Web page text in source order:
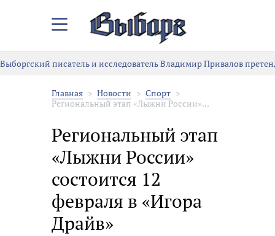
Закрыть/
меню
Выборгский писатель и исследователь Владимир Привалов
Главная Новости
Спорт
Региональный этап «Лыжни России»...
Региональный этап
«Лыжни России»
состоится 12
февраля в «Игора
Драйв»